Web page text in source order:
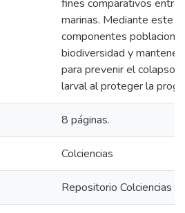
fines comparativos entre
marinas. Mediante este
componentes
biodiversidad y
para prevenir el colapso
larval al proteger la
8 páginas.
Colciencias
Repositorio Colciencias